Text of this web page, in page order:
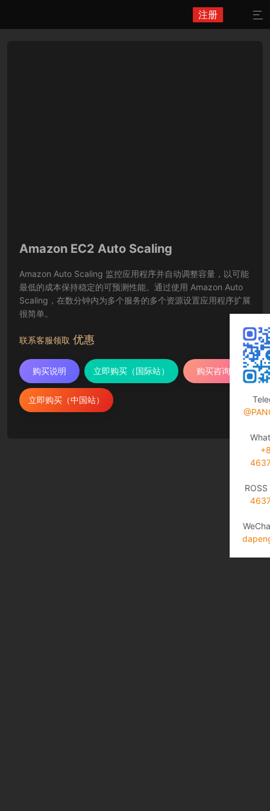
注册 
Amazon EC2 Auto Scaling
Amazon Auto Scaling 监控应用程序并自动调整容量，以可能
最低的成本保持稳定的可预测性能。通过使用 Amazon Auto
Scaling，在数分钟内为多个服务的多个资源设置应用程序扩展
很简单。
联系客服领取 优惠
购买说明 立即购买（国际站） 购买咨询
立即购买（中国站）